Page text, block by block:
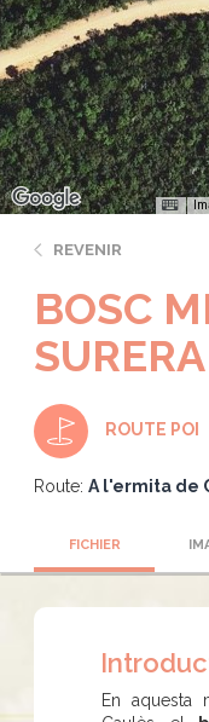
REVENIR
BOSC
ROUTE POI
Route: A l'ermita de
FICHIER
En aquesta